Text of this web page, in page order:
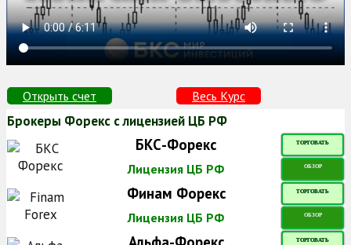
Открыть счет Весь Курс
Брокеры Форекс с лицензией ЦБ РФ
БКС-Форекс ТОРГОВАТЬ
Лицензия ЦБ РФ ОБЗОР
Финам Форекс ТОРГОВАТЬ
Лицензия ЦБ РФ ОБЗОР
ТОРГОВАТЬ